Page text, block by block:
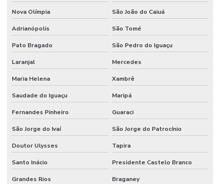
Nova Olímpia São João do Caiuá
Adrianópolis São Tomé
Pato Bragado São Pedro do Iguaçu
Laranjal Mercedes
Maria Helena Xambrê
Saudade do Iguaçu Maripá
Fernandes Pinheiro Guaraci
São Jorge do Ivaí São Jorge do Patrocínio
Doutor Ulysses Tapira
Santo Inácio Presidente Castelo Branco
Grandes Rios Braganey